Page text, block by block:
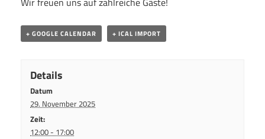
+ GOOGLE CALENDAR + ICAL IMPORT
Details
Datum
29. November 2025
Zeit:
12:00 - 17:00